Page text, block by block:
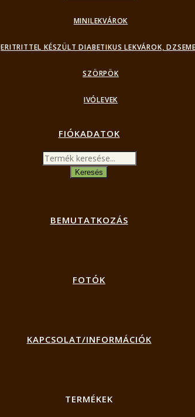
MINILEKVÁROK
ERITRITTEL KÉSZÜLT DIABETIKUS LEKVÁROK,
SZÖRPÖK
IVÓLEVEK
FIÓKADATOK
Products
search
Keresés
BEMUTATKOZÁS
FOTÓK
KAPCSOLAT/INFORMÁCIÓK
TERMÉKEK